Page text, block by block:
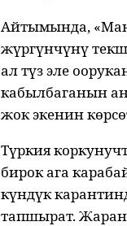
Айтымында,
жүргүнчүнү
ал түз эле
кабылбаганын
жок экенин
Түркия
бирок ага
күндүк
тапшырат.